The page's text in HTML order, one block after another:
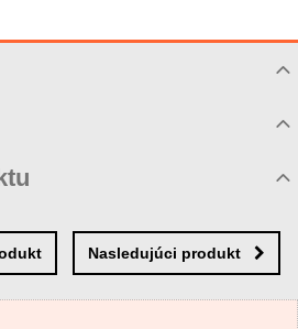
Buďte prvý!
Nasledujúci produkt